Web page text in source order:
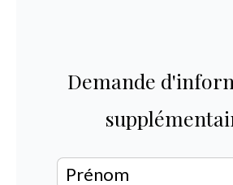
Demande